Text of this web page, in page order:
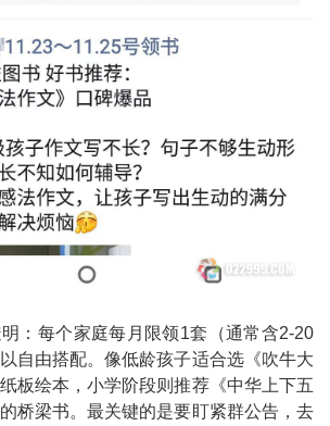
：每个家庭每月限领1套（通常含2-20
自由搭配。像低龄孩子适合选《吹牛大
板绘本，小学阶段则推荐《中华上下五
桥梁书。最关键的是要盯紧群公告，去